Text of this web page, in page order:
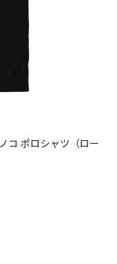
コ ポロシャツ（ロー